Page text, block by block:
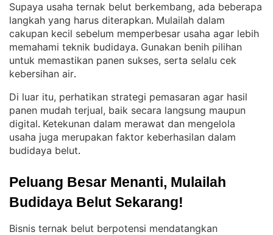
Supaya usaha ternak belut berkembang, ada beberapa
langkah yang harus diterapkan. Mulailah dalam
cakupan kecil sebelum memperbesar usaha agar lebih
memahami teknik budidaya. Gunakan benih pilihan
untuk memastikan panen sukses, serta selalu cek
kebersihan air.
Di luar itu, perhatikan strategi pemasaran agar hasil
panen mudah terjual, baik secara langsung maupun
digital. Ketekunan dalam merawat dan mengelola
usaha juga merupakan faktor keberhasilan dalam
budidaya belut.
Peluang Besar Menanti, Mulailah
Budidaya Belut Sekarang!
Bisnis ternak belut berpotensi mendatangkan